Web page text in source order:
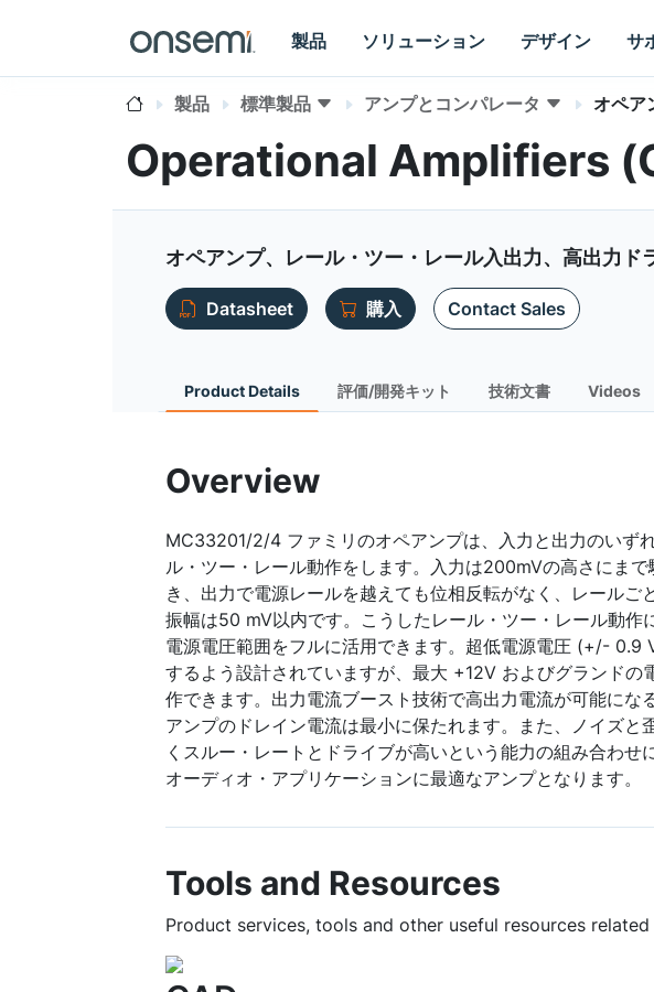
製品 ソリューション デザイン サ
製品 標準製品 アンプとコンパレータ オペア
Operational Amplifiers
オペアンプ、レール・ツー・レール入出力、高出力ド
Datasheet
購入 Contact Sales
Product Details 評価/開発キット 技術文書 Videos
Overview
MC33201/2/4 ファミリのオペアンプは、入力と出力のいず
ル・ツー・レール動作をします。入力は200mVの高さにまで
き、出力で電源レールを越えても位相反転がなく、レールご
振幅は50 mV以内です。こうしたレール・ツー・レール動作
電源電圧範囲をフルに活用できます。超低電源電圧 (+/- 0.9
するよう設計されていますが、最大 +12V およびグランドの
作できます。出力電流ブースト技術で高出力電流が可能にな
アンプのドレイン電流は最小に保たれます。また、ノイズと
くスルー・レートとドライブが高いという能力の組み合わせ
オーディオ・アプリケーションに最適なアンプとなります。
Tools and Resources
Product services, tools and other useful resources